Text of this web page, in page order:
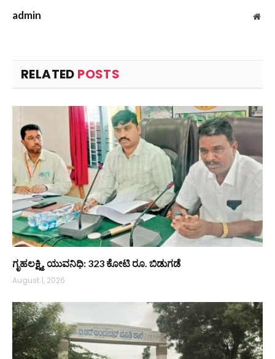
admin
RELATED POSTS
ಗೃಹಲಕ್ಷ್ಮಿ, ಯುವನಿಧಿ: 323 ಕೋಟಿ ರೂ. ಬಿಡುಗಡೆ
August 1, 2026